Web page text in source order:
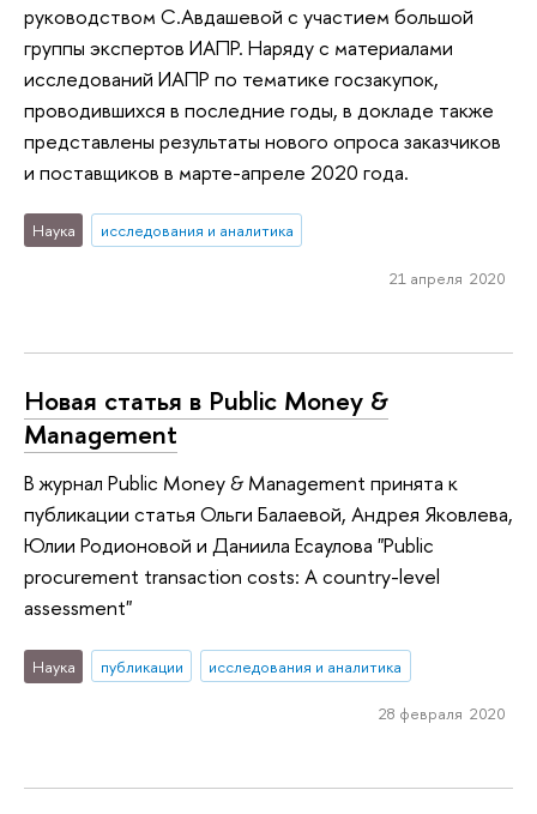
руководством С.Авдашевой с участием большой
группы экспертов ИАПР. Наряду с материалами
исследований ИАПР по тематике госзакупок,
проводившихся в последние годы, в докладе также
представлены результаты нового опроса заказчиков
и поставщиков в марте-апреле 2020 года.
Наука исследования и аналитика
21 апреля 2020
Новая статья в Public Money &
Management
В журнал Public Money & Management принята к
публикации статья Ольги Балаевой, Андрея Яковлева,
Юлии Родионовой и Даниила Есаулова "Public
procurement transaction costs: A country-level
assessment"
Наука публикации исследования и аналитика
28 февраля 2020